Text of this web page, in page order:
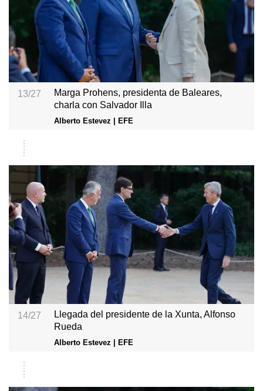
13/27
Marga Prohens, presidenta de Baleares,
charla con Salvador Illa
Alberto Estevez | EFE
14/27
Llegada del presidente de la Xunta, Alfonso
Rueda
Alberto Estevez | EFE